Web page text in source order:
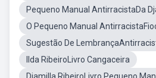
Pequeno Manual AntirracistaDa
O Pequeno Manual
Sugestão De
Ilda RibeiroLivro Cangaceira